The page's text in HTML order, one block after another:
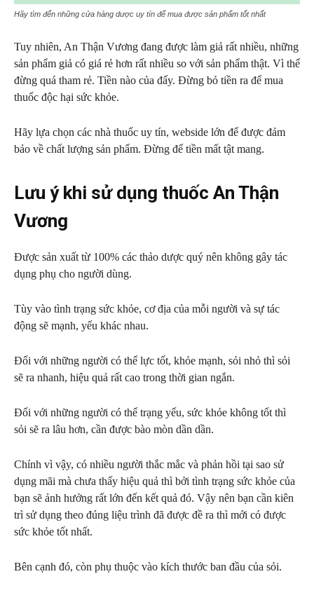
Hãy tìm đến những cửa hàng dược uy tín để mua được sản phẩm tốt nhất
Tuy nhiên, An Thận Vương đang được làm giả rất nhiều, những
sản phẩm giả có giá rẻ hơn rất nhiều so với sản phẩm thật. Vì thế
đừng quá tham rẻ. Tiền nào của đấy. Đừng bỏ tiền ra để mua
thuốc độc hại sức khỏe.
Hãy lựa chọn các nhà thuốc uy tín, webside lớn để được đảm
bảo về chất lượng sản phẩm. Đừng để tiền mất tật mang.
Lưu ý khi sử dụng thuốc An Thận
Vương
Được sản xuất từ 100% các thảo dược quý nên không gây tác
dụng phụ cho người dùng.
Tùy vào tình trạng sức khỏe, cơ địa của mỗi người và sự tác
động sẽ mạnh, yếu khác nhau.
Đối với những người có thể lực tốt, khỏe mạnh, sỏi nhỏ thì sỏi
sẽ ra nhanh, hiệu quả rất cao trong thời gian ngắn.
Đối với những người có thể trạng yếu, sức khỏe không tốt thì
sỏi sẽ ra lâu hơn, cần được bào mòn dần dần.
Chính vì vậy, có nhiều người thắc mắc và phản hồi tại sao sử
dụng mãi mà chưa thấy hiệu quả thì bởi tình trạng sức khỏe của
bạn sẽ ảnh hưởng rất lớn đến kết quả đó. Vậy nên bạn cần kiên
trì sử dụng theo đúng liệu trình đã được đề ra thì mới có được
sức khỏe tốt nhất.
Bên cạnh đó, còn phụ thuộc vào kích thước ban đầu của sỏi.